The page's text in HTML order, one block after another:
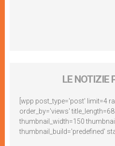
LE NOTIZIE
[wpp post_type='post' limit=4
order_by='views'
thumbnail_width=150
thumbnail_build='predefined'